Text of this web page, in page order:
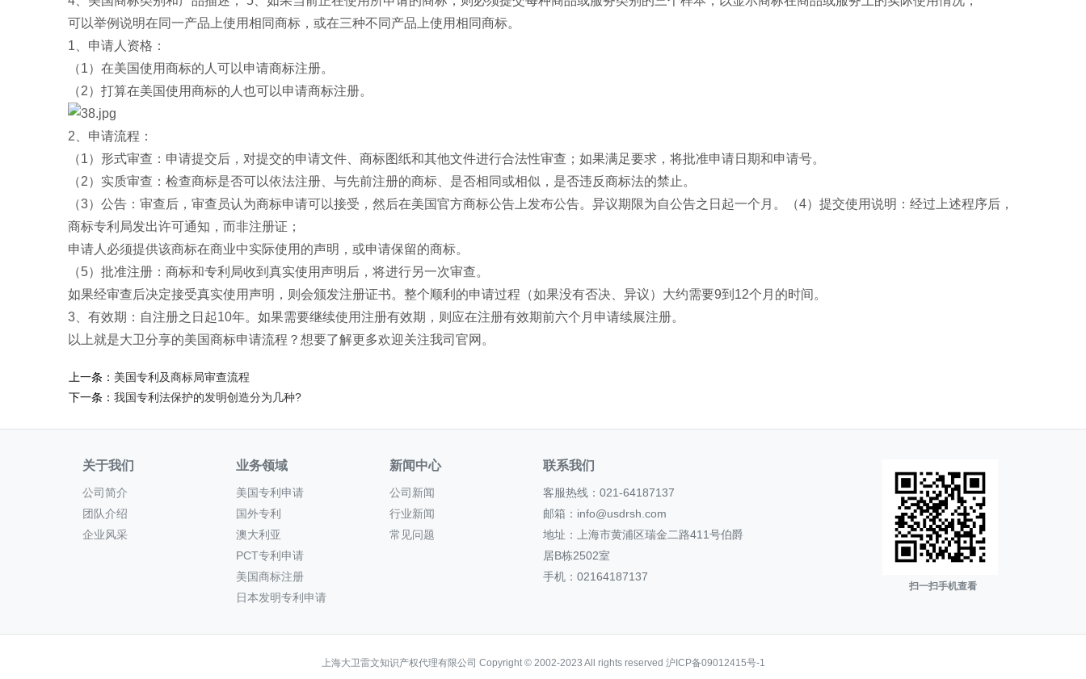
可以举例说明在同一产品上使用相同商标，或在三种不同产品上使用相同商标。
1、申请人资格：
（1）在美国使用商标的人可以申请商标注册。
（2）打算在美国使用商标的人也可以申请商标注册。
2、申请流程：
（1）形式审查：申请提交后，对提交的申请文件、商标图纸和其他文件进行合法性审查；如果满足要求，将批准申请日期和申请号。
（2）实质审查：检查商标是否可以依法注册、与先前注册的商标、是否相同或相似，是否违反商标法的禁止。
（3）公告：审查后，审查员认为商标申请可以接受，然后在美国官方商标公告上发布公告。异议期限为自公告之日起一个月。（4）提交使用说明：经过上述程序后，
商标专利局发出许可通知，而非注册证；
申请人必须提供该商标在商业中实际使用的声明，或申请保留的商标。
（5）批准注册：商标和专利局收到真实使用声明后，将进行另一次审查。
如果经审查后决定接受真实使用声明，则会颁发注册证书。整个顺利的申请过程（如果没有否决、异议）大约需要9到12个月的时间。
3、有效期：自注册之日起10年。如果需要继续使用注册有效期，则应在注册有效期前六个月申请续展注册。
以上就是大卫分享的美国商标申请流程？想要了解更多欢迎关注我司官网。
上一条： 美国专利及商标局审查流程
下一条： 我国专利法保护的发明创造分为几种?
关于我们
公司简介
团队介绍
企业风采
业务领域
美国专利申请
国外专利
澳大利亚
PCT专利申请
美国商标注册
日本发明专利申请
新闻中心
公司新闻
行业新闻
常见问题
联系我们
客服热线：021-64187137
邮箱：info@usdrsh.com
地址：上海市黄浦区瑞金二路411号伯爵
居B栋2502室
手机：02164187137
扫一扫手机查看
上海大卫雷文知识产权代理有限公司 Copyright © 2002-2023 All rights reserved 沪ICP备09012415号-1